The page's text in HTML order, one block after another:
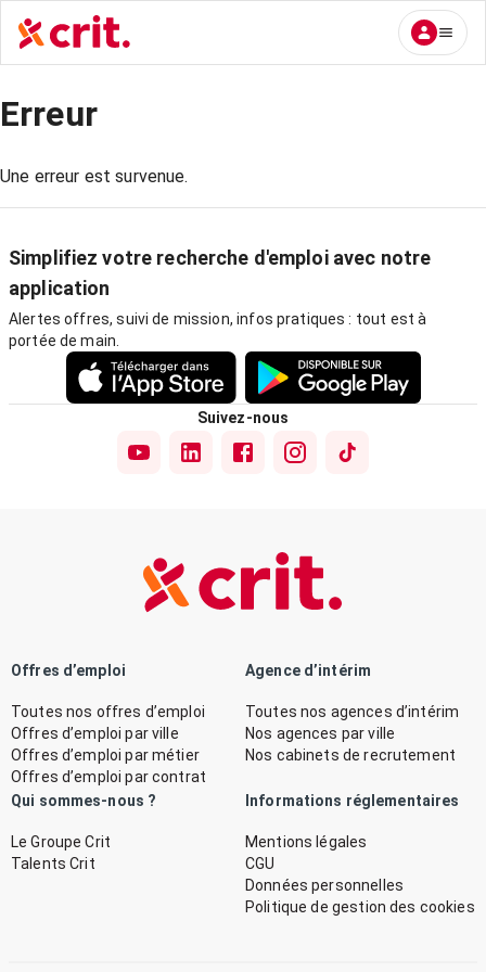
Erreur
Une erreur est survenue.
Simplifiez votre recherche d'emploi avec notre
application
Alertes offres, suivi de mission, infos pratiques : tout est à
portée de main.
Suivez-nous
Offres d’emploi
Toutes nos offres d’emploi
Offres d’emploi par ville
Offres d’emploi par métier
Offres d’emploi par contrat
Agence d’intérim
Toutes nos agences d’intérim
Nos agences par ville
Nos cabinets de recrutement
Qui sommes-nous ?
Le Groupe Crit
Talents Crit
Informations réglementaires
Mentions légales
CGU
Données personnelles
Politique de gestion des cookies